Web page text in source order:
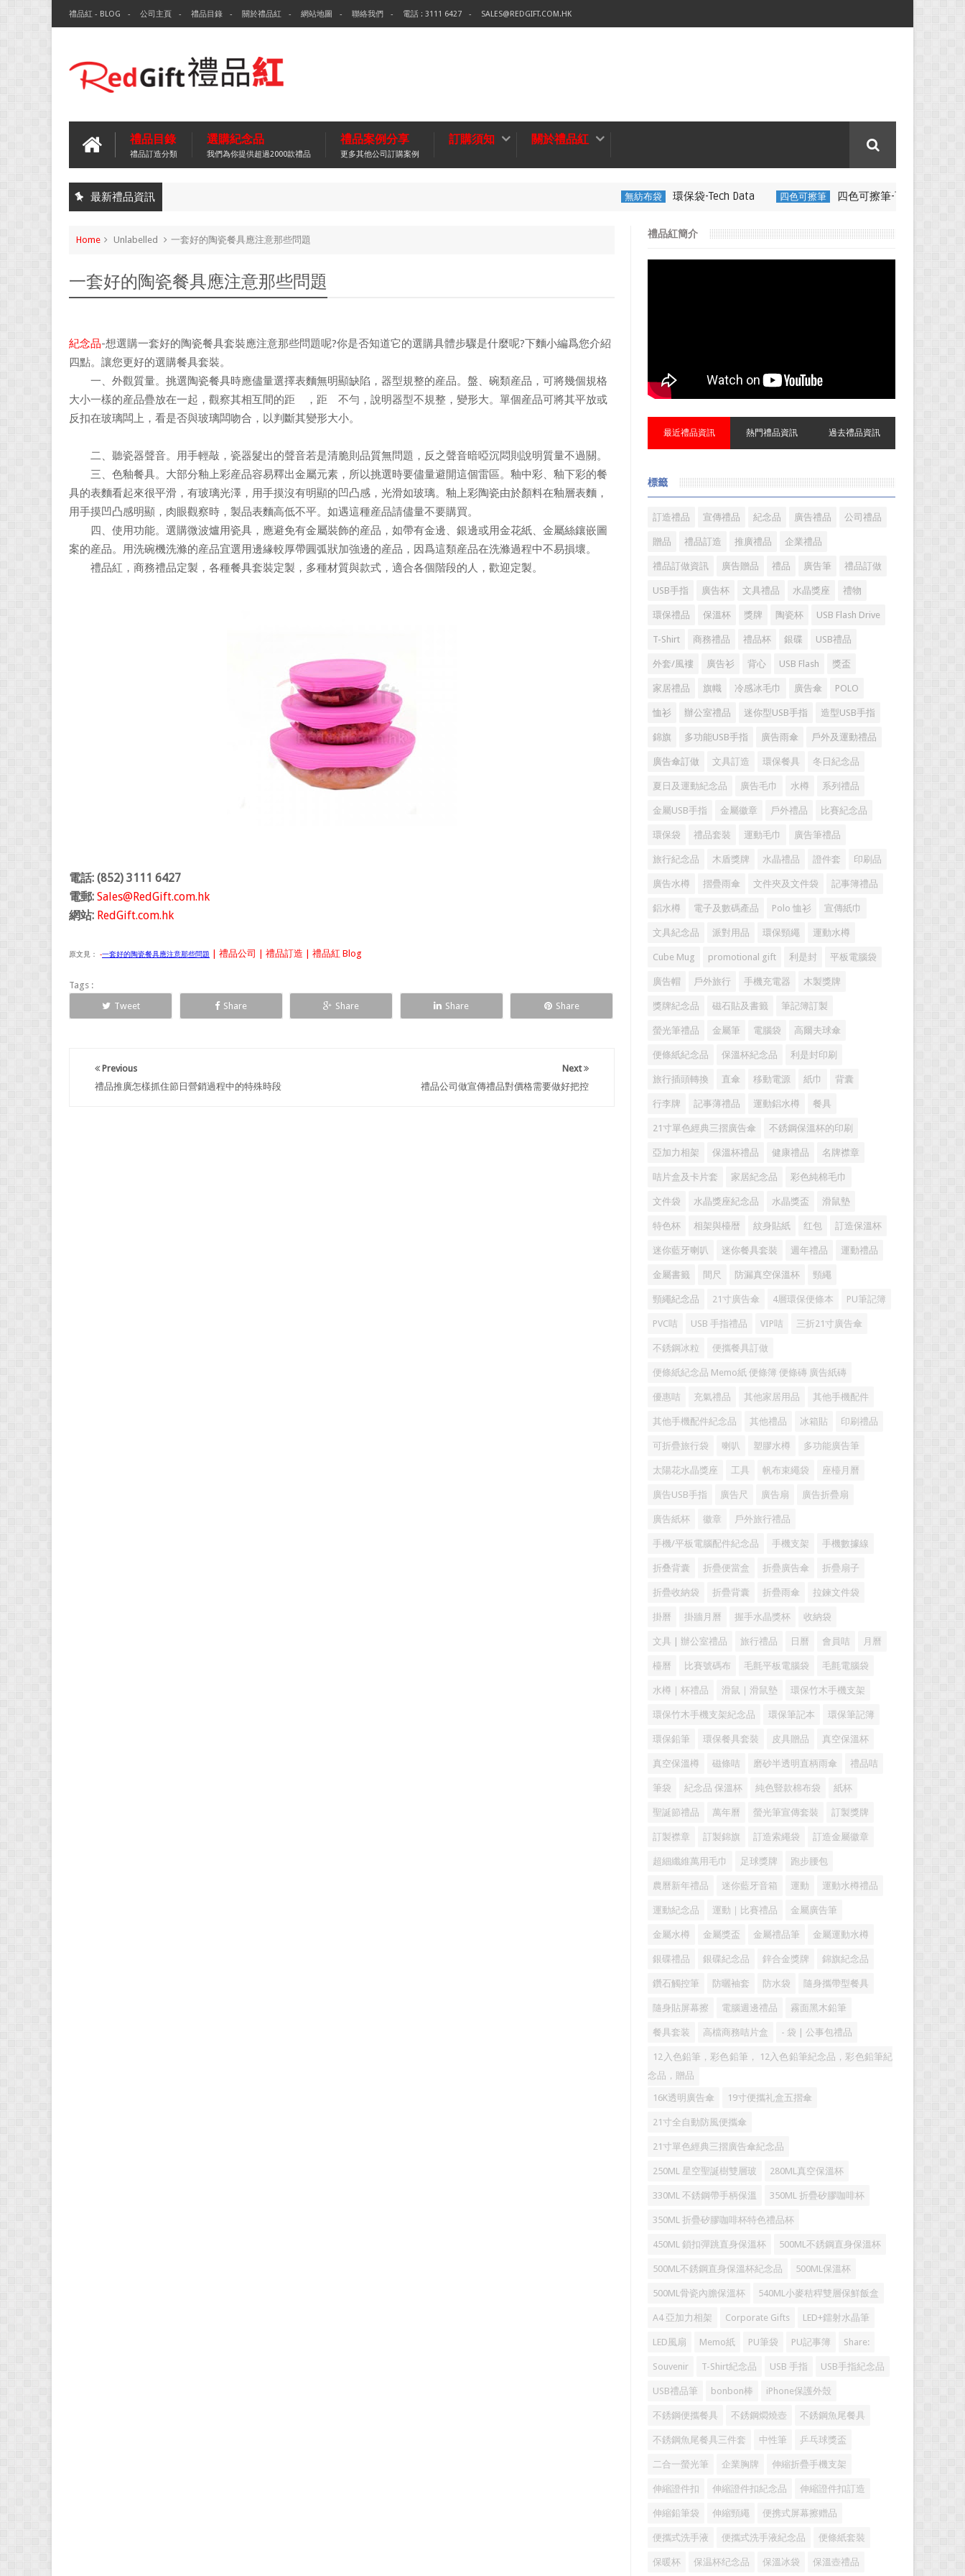
禮品紅 - BLOG 公司主頁 禮品目錄 關於禮品紅 網站地圖 聯絡我們 電話 : 3111 6427 SALES@REDGIFT.COM.HK
禮品目錄
禮品訂造分類
選購紀念品
我們為你提供超過2000款禮品
禮品案例分享
更多其他公司訂購案例
訂購須知 關於禮品紅
最新禮品資訊 環保袋-Tech Data 四色可擦筆 四色可擦筆-百通電纜 350ML 折疊矽膠咖
Home Unlabelled 一套好的陶瓷餐具應注意那些問題
一套好的陶瓷餐具應注意那些問題
紀念品-想選購一套好的陶瓷餐具套裝應注意那些問題呢?你是否知道它的選購具體步驟是什麼呢?下麵小編爲您介紹
四點。讓您更好的選購餐具套裝。
一、外觀質量。挑選陶瓷餐具時應儘量選擇表麵無明顯缺陷，器型規整的産品。盤、碗類産品，可將幾個規格
大小一樣的産品疊放在一起，觀察其相互間的距離，距離不勻，說明器型不規整，變形大。單個産品可將其平放或
反扣在玻璃闆上，看是否與玻璃闆吻合，以判斷其變形大小。
二、聽瓷器聲音。用手輕敲，瓷器髮出的聲音若是清脆則品質無問題，反之聲音暗啞沉悶則說明質量不過關。
三、色釉餐具。大部分釉上彩産品容易釋出金屬元素，所以挑選時要儘量避開這個雷區。釉中彩、釉下彩的餐
具的表麵看起來很平滑，有玻璃光澤，用手摸沒有明顯的凹凸感，光滑如玻璃。釉上彩陶瓷由於顏料在釉層表麵，
用手摸凹凸感明顯，肉眼觀察時，製品表麵高低不平。如遇這種産品請儘量不要購買。
四、使用功能。選購微波爐用瓷具，應避免有金屬裝飾的産品，如帶有金邊、銀邊或用金花紙、金屬絲鑲嵌圖
案的産品。用洗碗機洗滌的産品宜選用邊緣較厚帶圓弧狀加強邊的産品，因爲這類産品在洗滌過程中不易損壞。
禮品紅，商務禮品定製，各種餐具套裝定製，多種材質與款式，適合各個階段的人，歡迎定製。
電話: (852) 3111 6427
電郵: Sales@RedGift.com.hk
網站: RedGift.com.hk
原文見： -一套好的陶瓷餐具應注意那些問題 | 禮品公司 | 禮品訂造 | 禮品紅 Blog
Tags :
Tweet
Share Share Share Share
Next
禮品公司做宣傳禮品對價格需要做好把控
Previous
禮品推廣怎樣抓住節日營銷過程中的特殊時段
禮品紅簡介
最近禮品資訊 熱門禮品資訊 過去禮品資訊
標籤
訂造禮品 宣傳禮品 紀念品 廣告禮品 公司禮品
贈品 禮品訂造 推廣禮品 企業禮品
禮品訂做資訊 廣告贈品 禮品 廣告筆 禮品訂做
USB手指 廣告杯 文具禮品 水晶獎座 禮物
環保禮品 保溫杯 獎牌 陶瓷杯 USB Flash Drive
T-Shirt 商務禮品 禮品杯 銀碟 USB禮品
外套/風褸 廣告衫 背心 USB Flash 獎盃
家居禮品 旗幟 冷感冰毛巾 廣告傘 POLO
恤衫 辦公室禮品 迷你型USB手指 造型USB手指
錦旗 多功能USB手指 廣告雨傘 戶外及運動禮品
廣告傘訂做 文具訂造 環保餐具 冬日紀念品
夏日及運動紀念品 廣告毛巾 水樽 系列禮品
金屬USB手指 金屬徽章 戶外禮品 比賽紀念品
環保袋 禮品套裝 運動毛巾 廣告筆禮品
旅行紀念品 木盾獎牌 水晶禮品 證件套 印刷品
廣告水樽 摺疊雨傘 文件夾及文件袋 記事簿禮品
鋁水樽 電子及數碼產品 Polo 恤衫 宣傳紙巾
文具紀念品 派對用品 環保頸繩 運動水樽
Cube Mug promotional gift 利是封 平板電腦袋
廣告帽 戶外旅行 手機充電器 木製獎牌
獎牌紀念品 磁石貼及書籤 筆記簿訂製
螢光筆禮品 金屬筆 電腦袋 高爾夫球傘
便條紙紀念品 保溫杯紀念品 利是封印刷
旅行插頭轉換 直傘 移動電源 紙巾 背囊
行李牌 記事薄禮品 運動鋁水樽 餐具
21寸單色經典三摺廣告傘 不銹鋼保溫杯的印刷
亞加力相架 保溫杯禮品 健康禮品 名牌襟章
咭片盒及卡片套 家居紀念品 彩色純棉毛巾
文件袋 水晶獎座紀念品 水晶獎盃 滑鼠墊
特色杯 相架與檯暦 紋身貼紙 红包 訂造保溫杯
迷你藍牙喇叭 迷你餐具套裝 週年禮品 運動禮品
金屬書籤 間尺 防漏真空保溫杯 頸繩
頸繩紀念品 21寸廣告傘 4層環保便條本 PU筆記簿
PVC咭 USB 手指禮品 VIP咭 三折21寸廣告傘
不銹鋼冰粒 便攜餐具訂做
便條紙紀念品 Memo紙 便條簿 便條磚 廣告紙磚
優惠咭 充氣禮品 其他家居用品 其他手機配件
其他手機配件紀念品 其他禮品 冰箱貼 印刷禮品
可折疊旅行袋 喇叭 塑膠水樽 多功能廣告筆
太陽花水晶獎座 工具 帆布束繩袋 座檯月曆
廣告USB手指 廣告尺 廣告扇 廣告折疊扇
廣告紙杯 徽章 戶外旅行禮品
手機/平板電腦配件紀念品 手機支架 手機數據線
折叠背囊 折疊便當盒 折疊廣告傘 折疊扇子
折疊收納袋 折疊背囊 折疊雨傘 拉鍊文件袋
掛曆 掛牆月曆 握手水晶獎杯 收納袋
文具 | 辦公室禮品 旅行禮品 日曆 會員咭 月曆
檯曆 比賽號碼布 毛氈平板電腦袋 毛氈電腦袋
水樽｜杯禮品 滑鼠｜滑鼠墊 環保竹木手機支架
環保竹木手機支架紀念品 環保筆記本 環保筆記簿
環保鉛筆 環保餐具套裝 皮具贈品 真空保溫杯
真空保溫樽 磁條咭 磨砂半透明直柄雨傘 禮品咭
筆袋 紀念品 保溫杯 純色豎款棉布袋 紙杯
聖誕節禮品 萬年曆 螢光筆宣傳套裝 訂製獎牌
訂製襟章 訂製錦旗 訂造索繩袋 訂造金屬徽章
超細纖維萬用毛巾 足球獎牌 跑步腰包
農曆新年禮品 迷你藍牙音箱 運動 運動水樽禮品
運動紀念品 運動｜比賽禮品 金屬廣告筆
金屬水樽 金屬獎盃 金屬禮品筆 金屬運動水樽
銀碟禮品 銀碟紀念品 鋅合金獎牌 錦旗紀念品
鑽石觸控筆 防曬袖套 防水袋 隨身攜帶型餐具
隨身貼屏幕擦 電腦週邊禮品 霧面黑木鉛筆
餐具套装 高檔商務咭片盒 - 袋 | 公事包禮品
12入色鉛筆，彩色鉛筆， 12入色鉛筆紀念品，彩色鉛筆紀
念品，贈品
16K透明廣告傘 19寸便攜礼盒五摺傘
21寸全自動防風便攜傘
21寸單色經典三摺廣告傘紀念品
250ML 星空聖誕樹雙層玻 280ML真空保溫杯
330ML 不銹鋼帶手柄保溫 350ML 折疊矽膠咖啡杯
350ML 折疊矽膠咖啡杯特色禮品杯
450ML 鎖扣彈跳直身保溫杯 500ML不銹鋼直身保溫杯
500ML不銹鋼直身保溫杯紀念品 500ML保溫杯
500ML骨瓷內膽保溫杯 540ML小麥秸稈雙層保鮮飯盒
A4 亞加力相架 Corporate Gifts LED+鐳射水晶筆
LED風扇 Memo紙 PU筆袋 PU記事簿 Share:
Souvenir T-Shirt紀念品 USB 手指 USB手指紀念品
USB禮品筆 bonbon棒 iPhone保護外殼
不銹鋼便攜餐具 不銹鋼燜燒壺 不銹鋼魚尾餐具
不銹鋼魚尾餐具三件套 中性筆 乒乓球獎盃
二合一螢光筆 企業胸牌 伸縮折疊手機支架
伸縮證件扣 伸縮證件扣紀念品 伸縮證件扣訂造
伸縮鉛筆袋 伸縮頸繩 便携式屏幕擦赠品
便攜式洗手液 便攜式洗手液紀念品 便條紙套裝
保暖杯 保温杯纪念品 保溫冰袋 保溫壺禮品